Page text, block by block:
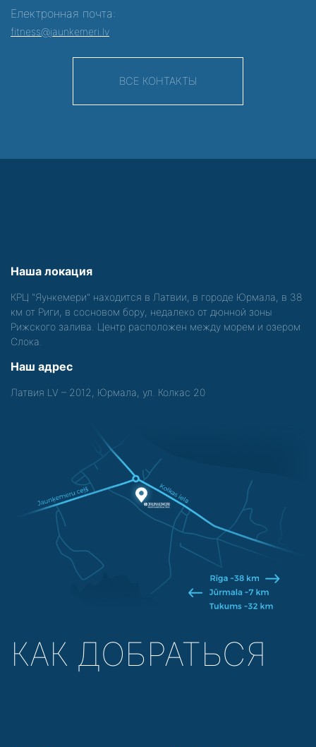
Електронная почта:
fitness@jaunkemeri.lv
ВСЕ КОНТАКТЫ
Наша локация
КРЦ "Яункемери" находится в Латвии, в городе Юрмала, в 38
км от Риги, в сосновом бору, недалеко от дюнной зоны
Рижского залива. Центр расположен между морем и озером
Слока.
Наш адрес
Латвия LV – 2012, Юрмала, ул. Колкас 20
КАК ДОБРАТЬСЯ